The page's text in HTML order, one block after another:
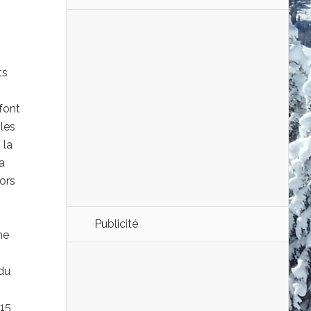
la
Publicité